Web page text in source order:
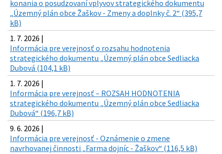
konania o posudzovaní vplyvov strategického dokumentu
„Územný plán obce Žaškov - Zmeny a doplnky č. 2“ (395,7
kB)
1. 7. 2026 |
Informácia pre verejnosť o rozsahu hodnotenia
strategického dokumentu „Územný plán obce Sedliacka
Dubová (104,1 kB)
1. 7. 2026 |
Informácia pre verejnosť – ROZSAH HODNOTENIA
strategického dokumentu „Územný plán obce Sedliacka
Dubová“ (196,7 kB)
9. 6. 2026 |
Informácia pre verejnosť - Oznámenie o zmene
navrhovanej činnosti „Farma dojníc - Žaškov“ (116,5 kB)